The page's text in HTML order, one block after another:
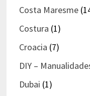
Costa Maresme
Costura (1)
Croacia (7)
DIY –
Dubai (1)